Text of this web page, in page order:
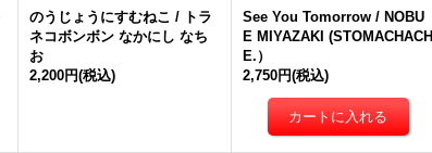
のうじょうにすむねこ / トラ
ネコボンボン なかにし なち
お
2,200円(税込)
See You Tomorrow / NOBU
E MIYAZAKI (STOMACHACH
E.）
2,750円(税込)